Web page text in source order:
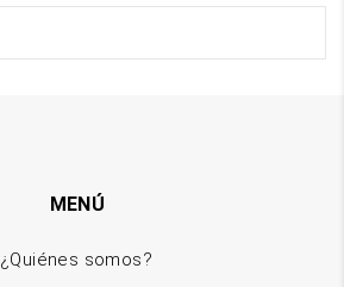
MENÚ
¿Quiénes somos?